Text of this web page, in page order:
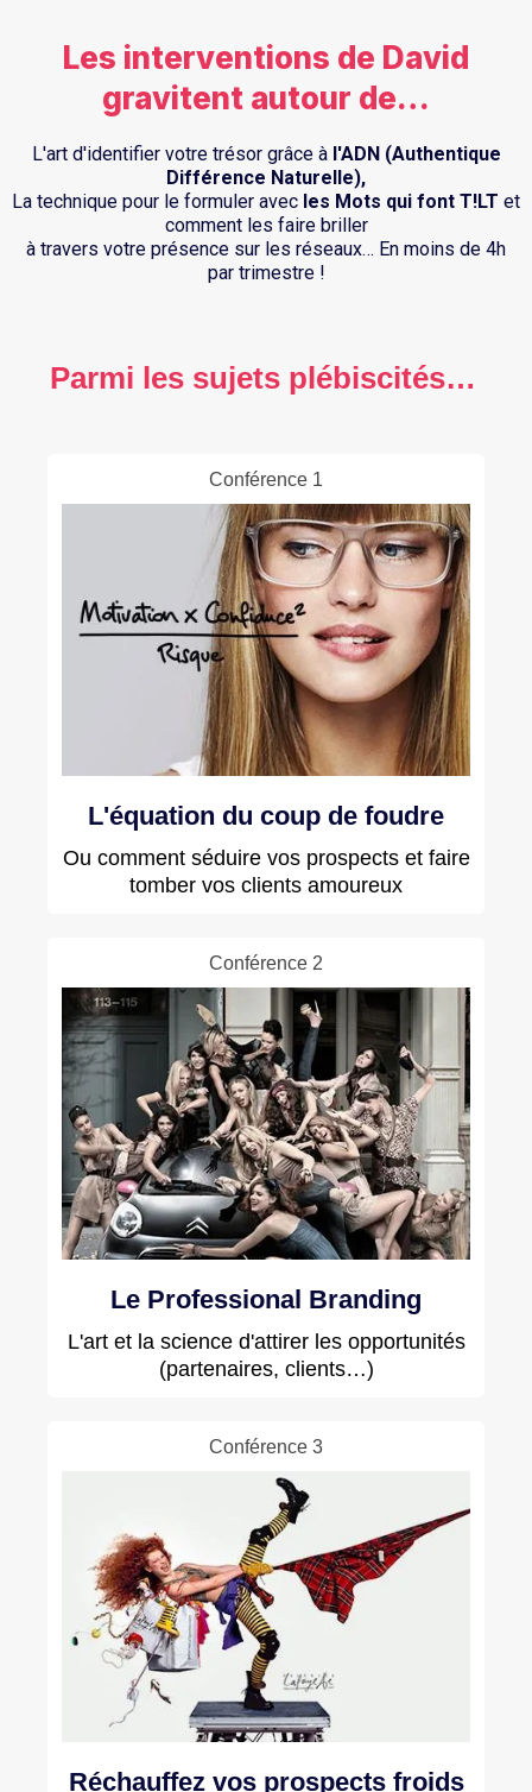
Les interventions de David
gravitent autour de…
L'art d'identifier votre trésor grâce à l'ADN (Authentique
Différence Naturelle),
La technique pour le formuler avec les Mots qui font T!LT et
comment les faire briller
à travers votre présence sur les réseaux… En moins de 4h
par trimestre !
Parmi les sujets plébiscités…
Conférence 1
L'équation du coup de foudre
Ou comment séduire vos prospects et faire
tomber vos clients amoureux
Conférence 2
Le Professional Branding
L'art et la science d'attirer les opportunités
(partenaires, clients…)
Conférence 3
Réchauffez vos prospects froids